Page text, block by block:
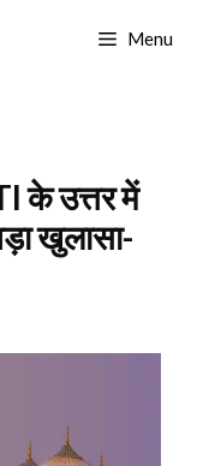
Menu
के उत्तर में
खुलासा-